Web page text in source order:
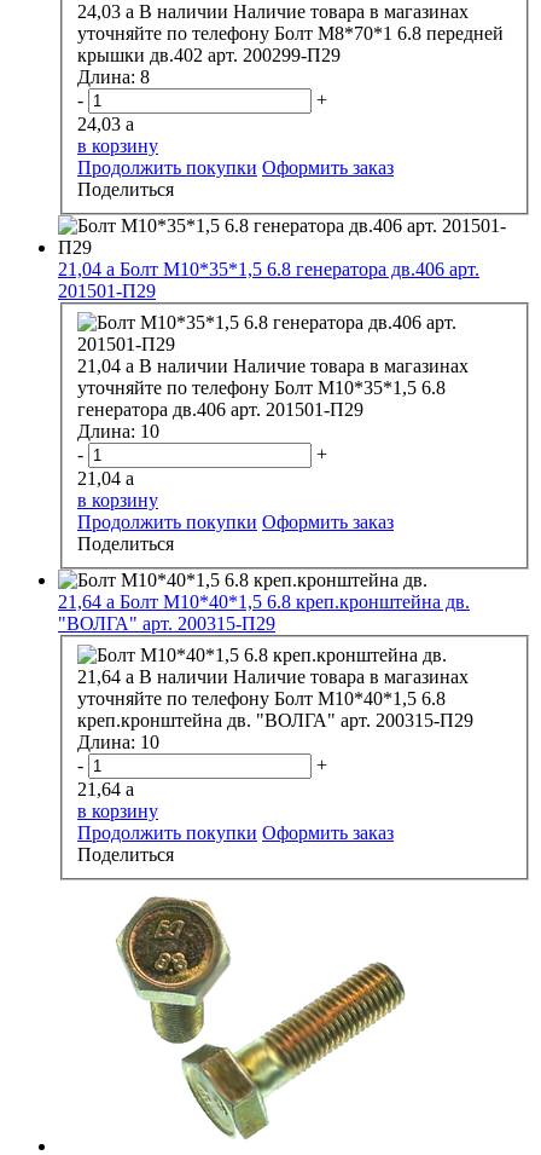
24,03 a В наличии Наличие товара в магазинах
уточняйте по телефону Болт М8*70*1 6.8 передней
крышки дв.402 арт. 200299-П29
Длина: 8
-
+
24,03 a
в корзину
Продолжить покупки Оформить заказ
Поделиться
21,04 a Болт М10*35*1,5 6.8 генератора дв.406 арт.
201501-П29
21,04 a В наличии Наличие товара в магазинах
уточняйте по телефону Болт М10*35*1,5 6.8
генератора дв.406 арт. 201501-П29
Длина: 10
-
+
21,04 a
в корзину
Продолжить покупки Оформить заказ
Поделиться
21,64 a Болт М10*40*1,5 6.8 креп.кронштейна дв.
"ВОЛГА" арт. 200315-П29
21,64 a В наличии Наличие товара в магазинах
уточняйте по телефону Болт М10*40*1,5 6.8
креп.кронштейна дв. "ВОЛГА" арт. 200315-П29
Длина: 10
-
+
21,64 a
в корзину
Продолжить покупки Оформить заказ
Поделиться